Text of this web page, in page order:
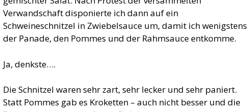
Verwandschaft disponierte ich dann auf ein
Schweineschnitzel in Zwiebelsauce um, damit ich wenigstens
der Panade, den Pommes und der Rahmsauce entkomme.
Ja, denkste….
Die Schnitzel waren sehr zart, sehr lecker und sehr paniert.
Statt Pommes gab es Kroketten – auch nicht besser und die